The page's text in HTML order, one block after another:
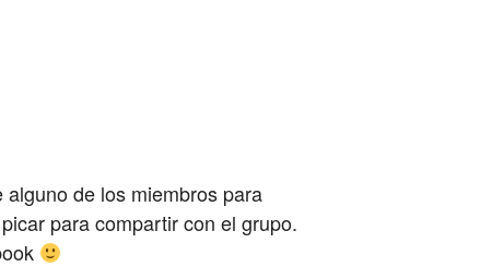
de los miembros para
para compartir con el grupo.